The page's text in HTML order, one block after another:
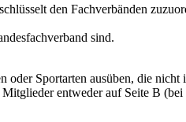
den Fachverbänden
sind.
oder Sportarten ausüben, die
entweder auf Seite B